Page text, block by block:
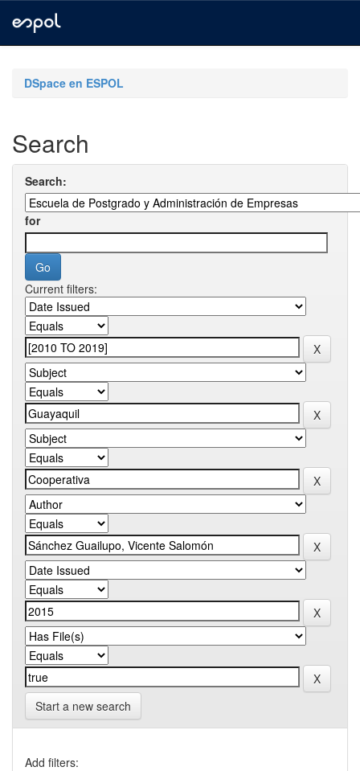
navigationDSpace en ESPOL
Search
Search:
for
Current filters:
Start a new search
Add filters: